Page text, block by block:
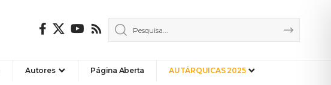
Autores Página Aberta AUTÁRQUICAS 2025